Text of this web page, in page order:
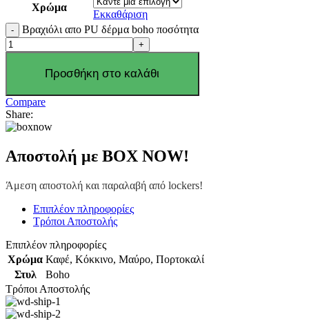
Χρώμα
Εκκαθάριση
Βραχιόλι απο PU δέρμα boho ποσότητα
Προσθήκη στο καλάθι
Compare
Share:
Αποστολή με BOX NOW!
Άμεση αποστολή και παραλαβή από lockers!
Επιπλέον πληροφορίες
Τρόποι Αποστολής
Επιπλέον πληροφορίες
Χρώμα Καφέ, Κόκκινο, Μαύρο, Πορτοκαλί
Στυλ
Boho
Τρόποι Αποστολής